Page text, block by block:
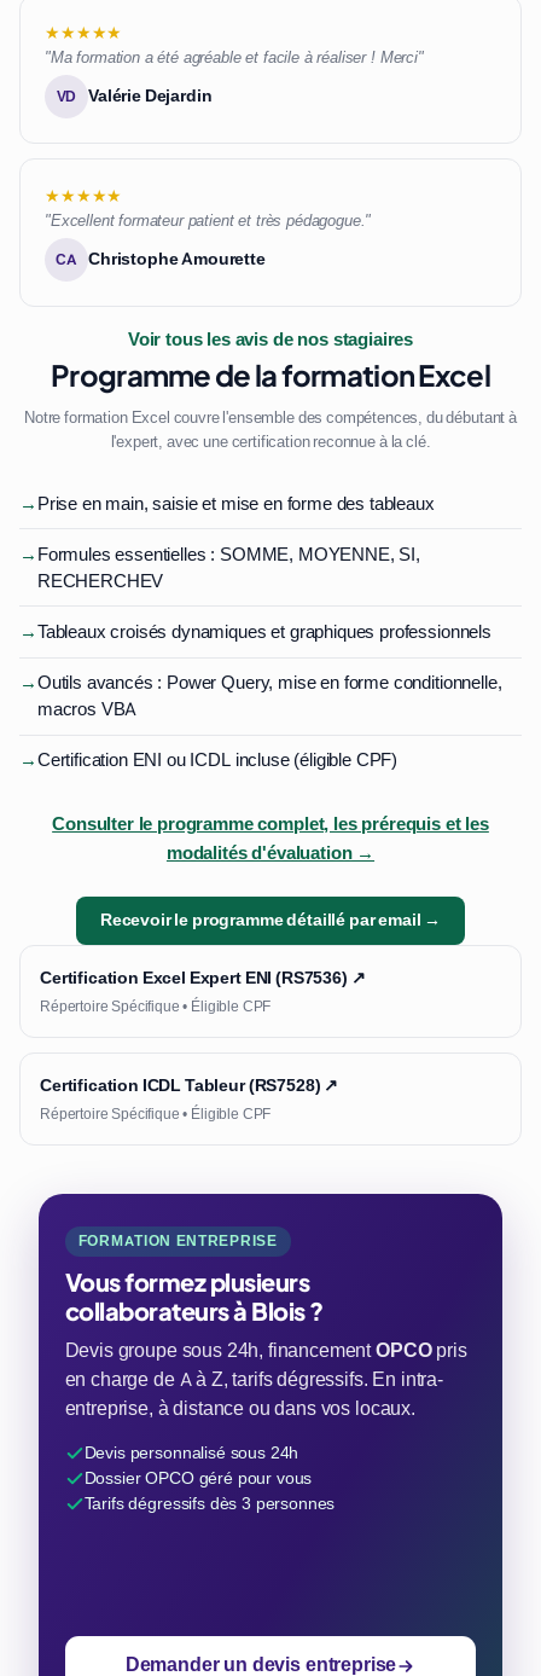
★★★★★
"Ma formation a été agréable et facile à réaliser ! Merci"
VD Valérie Dejardin
★★★★★
"Excellent formateur patient et très pédagogue."
CA Christophe Amourette
Voir tous les avis de nos stagiaires
Programme de la formation Excel
Notre formation Excel couvre l'ensemble des compétences, du débutant à
l'expert, avec une certification reconnue à la clé.
→ Prise en main, saisie et mise en forme des tableaux
→ Formules essentielles : SOMME, MOYENNE, SI,
RECHERCHEV
→Tableaux croisés dynamiques et graphiques professionnels
→Outils avancés : Power Query, mise en forme conditionnelle,
macros VBA
→Certification ENI ou ICDL incluse (éligible CPF)
Consulter le programme complet, les prérequis et les
modalités d'évaluation →
Recevoir le programme détaillé par email →
Certification Excel Expert ENI (RS7536) ↗
Répertoire Spécifique • Éligible CPF
Certification ICDL Tableur (RS7528) ↗
Répertoire Spécifique • Éligible CPF
FORMATION ENTREPRISE
Vous formez plusieurs
collaborateurs à Blois ?
Devis groupe sous 24h, financementOPCOpris
en charge de A à Z, tarifs dégressifs. En intra-
entreprise, à distance ou dans vos locaux.
Devis personnalisé sous 24h
Dossier OPCO géré pour vous
Tarifs dégressifs dès 3 personnes
Demander un devis entreprise